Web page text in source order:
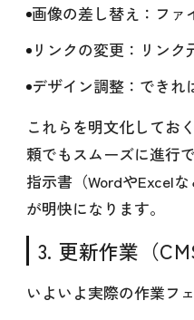
画像の差し替え：ファ
リンクの変更：リンク
デザイン調整：できれ
これらを明文化してお
頼でもスムーズに進行
指示書（WordやExcel
が明快になります。
3. 更新作業（
いよいよ実際の作業フ